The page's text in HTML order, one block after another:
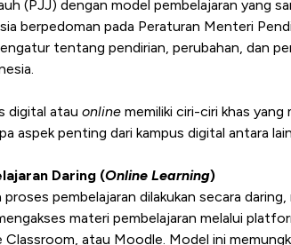
(PJJ) dengan model pembelajaran yang
berpedoman pada Peraturan Menteri
tentang pendirian, perubahan, dan
digital atau online memiliki ciri-ciri khas yang
aspek penting dari kampus digital antara
Daring (Online Learning)
proses pembelajaran dilakukan secara
materi pembelajaran melalui
Classroom, atau Moodle. Model ini